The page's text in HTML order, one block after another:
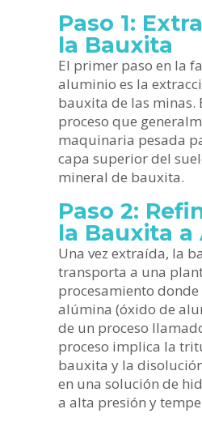
Paso 1:
la Bauxita
El primer paso en la
aluminio es la
bauxita de las minas.
proceso que
maquinaria pesada
capa superior del
mineral de bauxita.
Paso 2:
la Bauxita a
Una vez extraída, la
transporta a una
procesamiento donde
alúmina (óxido de
de un proceso
proceso implica la
bauxita y la
en una solución de
a alta presión y